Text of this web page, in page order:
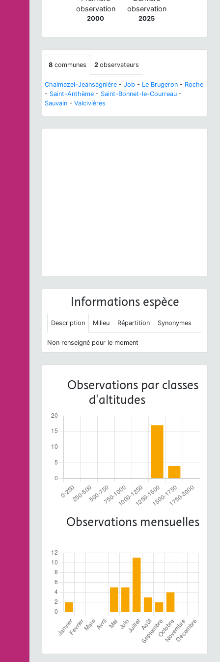
observation
2000
observation
2025
8 communes 2 observateurs
Chalmazel-Jeansagnière - Job - Le Brugeron - Roche
- Saint-Anthème - Saint-Bonnet-le-Courreau -
Sauvain - Valcivières
Informations espèce
Description Milieu Répartition Synonymes
Non renseigné pour le moment
Observations par classes
d'altitudes
Observations mensuelles